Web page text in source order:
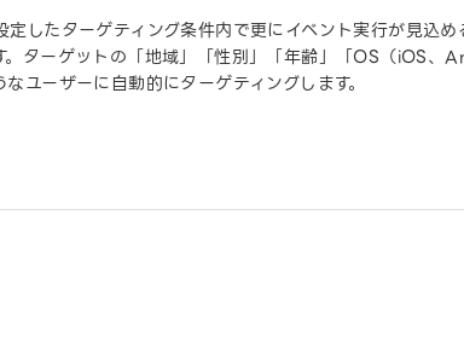
したターゲティング条件内で更にイベント実行が見込
。ターゲットの「地域」「性別」「年齢」「OS（iOS
ユーザーに自動的にターゲティングします。